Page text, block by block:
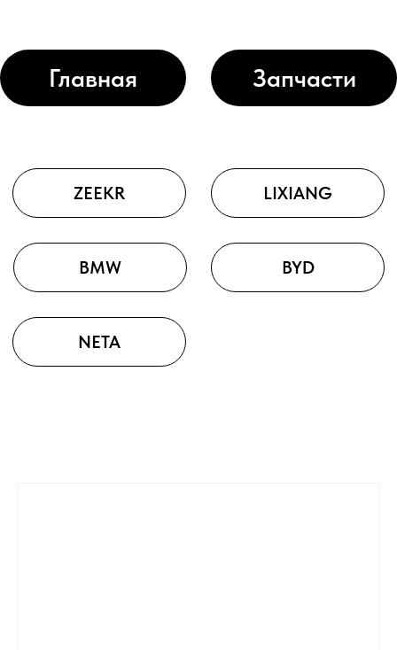
Главная Запчасти
BMW BYD
NETA